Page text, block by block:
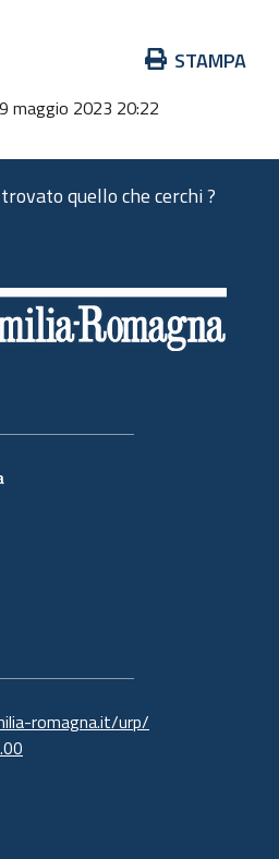
STAMPA
maggio 2023 20:22
quello che cerchi ?
romagna.it/urp/